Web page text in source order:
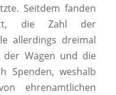
Seitdem fanden
die Zahl der
allerdings dreimal
der Wagen und die
Spenden, weshalb
ehrenamtlichen